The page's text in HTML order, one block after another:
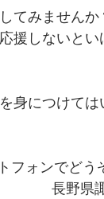
てみませんか
援しないと
身につけては
ォンでどう
長野県